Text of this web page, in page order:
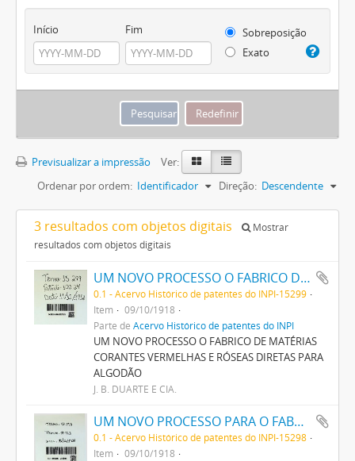
Início Fim
Sobreposição
Exato
Previsualizar a impressão
Ver:
Ordenar por ordem: Identificador Direção: Descendente
3 resultados com objetos digitais
Mostrar
resultados com objetos digitais
UM NOVO PROCESSO O FABRICO DE MATERIAS CORANTES VERMELHAS E ROSEAS DIRECTAS PARA ALGODÃO
0.1 - Acervo Histórico de patentes do INPI-15299
Item
09/10/1918
Parte de Acervo Histórico de patentes do INPI
UM NOVO PROCESSO O FABRICO DE MATÉRIAS
CORANTES VERMELHAS E RÓSEAS DIRETAS PARA
ALGODÃO
J. B. DUARTE E CIA.
UM NOVO PROCESSO PARA O FABRICO DE MATERIAS CORANTES AZUES E NEGRAS DIRECTAS PARA O ALGODÃO COM TONS VARIAVEIS
0.1 - Acervo Histórico de patentes do INPI-15298
Item
09/10/1918